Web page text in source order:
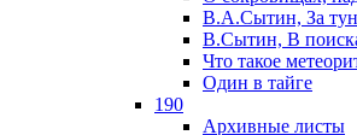
В.А.Сытин, За
В.Сытин, В
Что такое
Один в тайге
190
Архивные листы